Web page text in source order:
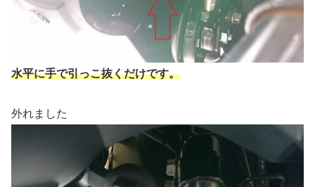
水平に手で引っこ抜くだけです。
外れました